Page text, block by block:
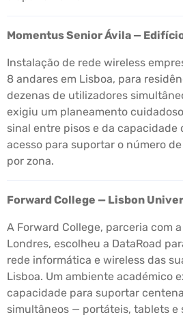
Momentus Senior Ávila —
Instalação de rede wireless
8 andares em Lisboa, para
dezenas de utilizadores
exigiu um planeamento
sinal entre pisos e da capacidade
acesso para suportar o número
por zona.
Forward College — Lisbon
A Forward College, parceria com
Londres, escolheu a DataRoad
rede informática e wireless das
Lisboa. Um ambiente académico
capacidade para suportar
simultâneos — portáteis, tablets e